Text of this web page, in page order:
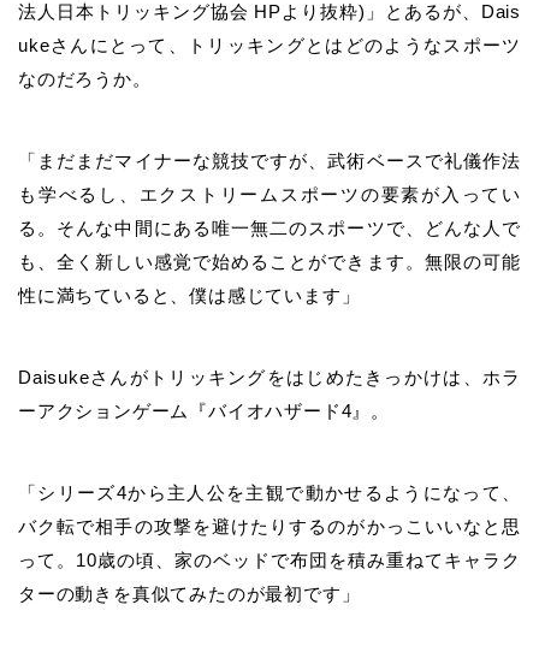
法人日本トリッキング協会 HPより抜粋)」とあるが、Dais
ukeさんにとって、トリッキングとはどのようなスポーツ
なのだろうか。
「まだまだマイナーな競技ですが、武術ベースで礼儀作法
も学べるし、エクストリームスポーツの要素が入ってい
る。そんな中間にある唯一無二のスポーツで、どんな人で
も、全く新しい感覚で始めることができます。無限の可能
性に満ちていると、僕は感じています」
Daisukeさんがトリッキングをはじめたきっかけは、ホラ
ーアクションゲーム『バイオハザード4』。
「シリーズ4から主人公を主観で動かせるようになって、
バク転で相手の攻撃を避けたりするのがかっこいいなと思
って。10歳の頃、家のベッドで布団を積み重ねてキャラク
ターの動きを真似てみたのが最初です」